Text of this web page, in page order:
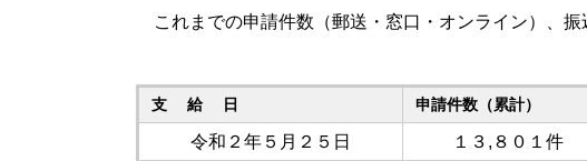
これまでの申請件数（郵送・窓口・オンライン）、振
支 給 日 申請件数（累計）
令和２年５月２５日 １３,８０１件